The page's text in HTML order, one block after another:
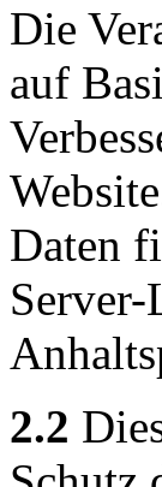
Die
auf
Daten
2.2